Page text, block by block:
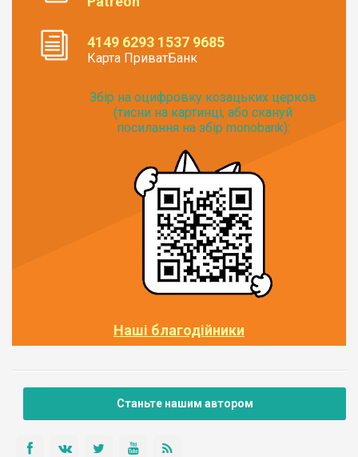
4149 6293 1537 9685
Карта ПриватБанк
Збір на оцифровку козацьких церков
(тисни на картинці, або скануй
посилання на збір monobank):
Наші благодійники
Станьте нашим автором